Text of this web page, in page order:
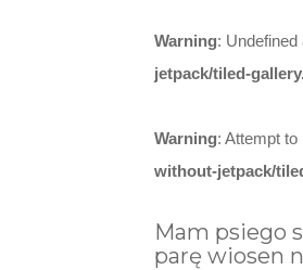
Warning:
jetpack/tiled-
Warning: Attempt to
without-jetpack/
Mam psiego
parę wiosen